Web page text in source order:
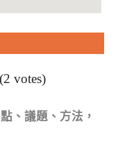
votes)
、議題、方法，